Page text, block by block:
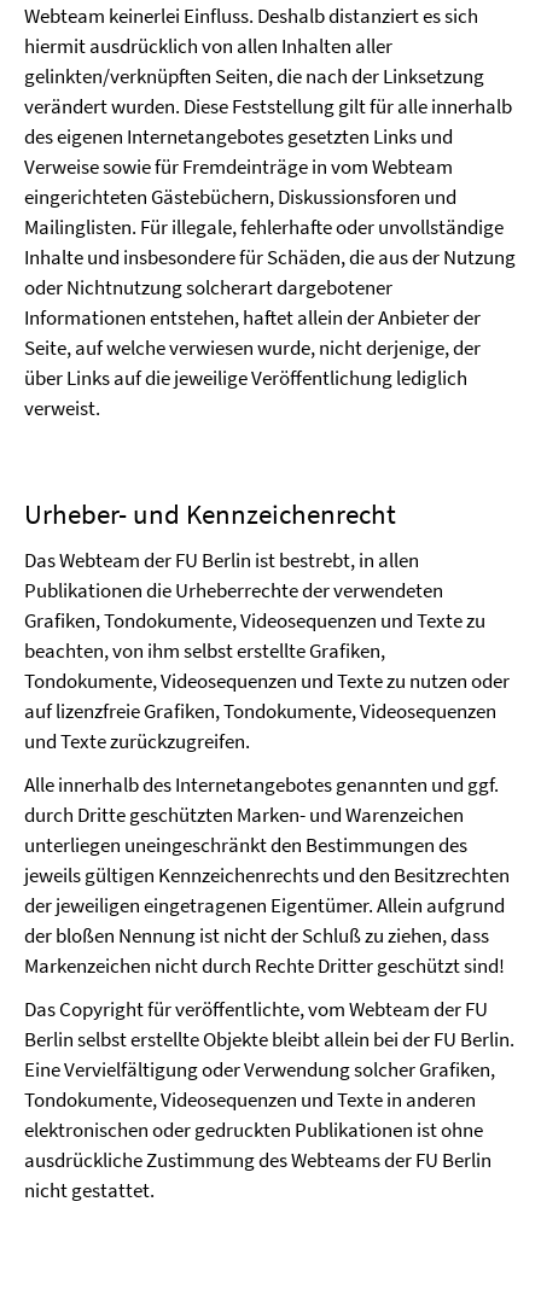
Webteam keinerlei Einfluss. Deshalb distanziert es sich
hiermit ausdrücklich von allen Inhalten aller
gelinkten/verknüpften Seiten, die nach der Linksetzung
verändert wurden. Diese Feststellung gilt für alle innerhalb
des eigenen Internetangebotes gesetzten Links und
Verweise sowie für Fremdeinträge in vom Webteam
eingerichteten Gästebüchern, Diskussionsforen und
Mailinglisten. Für illegale, fehlerhafte oder unvollständige
Inhalte und insbesondere für Schäden, die aus der Nutzung
oder Nichtnutzung solcherart dargebotener
Informationen entstehen, haftet allein der Anbieter der
Seite, auf welche verwiesen wurde, nicht derjenige, der
über Links auf die jeweilige Veröffentlichung lediglich
verweist.
Urheber- und Kennzeichenrecht
Das Webteam der FU Berlin ist bestrebt, in allen
Publikationen die Urheberrechte der verwendeten
Grafiken, Tondokumente, Videosequenzen und Texte zu
beachten, von ihm selbst erstellte Grafiken,
Tondokumente, Videosequenzen und Texte zu nutzen oder
auf lizenzfreie Grafiken, Tondokumente, Videosequenzen
und Texte zurückzugreifen.
Alle innerhalb des Internetangebotes genannten und ggf.
durch Dritte geschützten Marken- und Warenzeichen
unterliegen uneingeschränkt den Bestimmungen des
jeweils gültigen Kennzeichenrechts und den Besitzrechten
der jeweiligen eingetragenen Eigentümer. Allein aufgrund
der bloßen Nennung ist nicht der Schluß zu ziehen, dass
Markenzeichen nicht durch Rechte Dritter geschützt sind!
Das Copyright für veröffentlichte, vom Webteam der FU
Berlin selbst erstellte Objekte bleibt allein bei der FU Berlin.
Eine Vervielfältigung oder Verwendung solcher Grafiken,
Tondokumente, Videosequenzen und Texte in anderen
elektronischen oder gedruckten Publikationen ist ohne
ausdrückliche Zustimmung des Webteams der FU Berlin
nicht gestattet.